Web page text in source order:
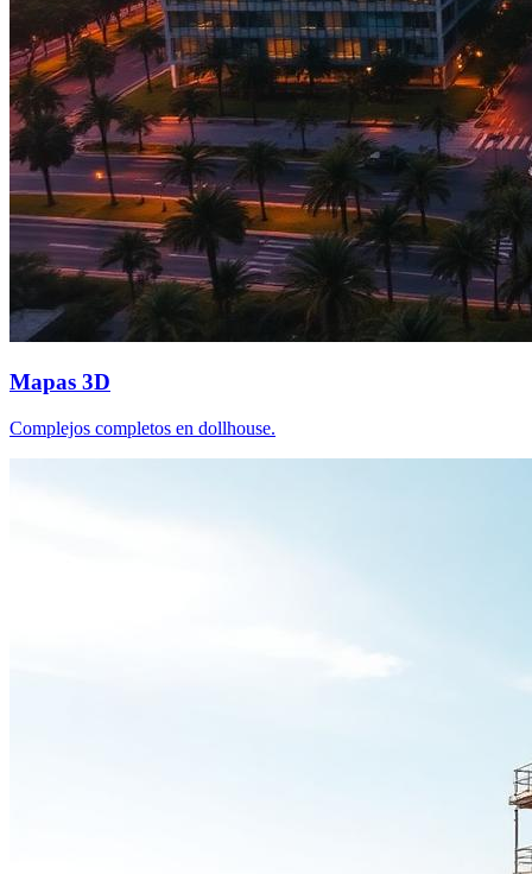
Mapas 3D
Complejos completos en dollhouse.